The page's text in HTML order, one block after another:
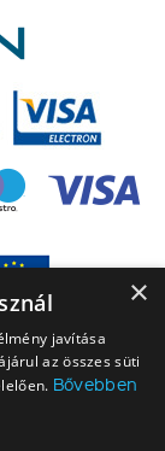
×
javítása
az összes süti
Bővebben